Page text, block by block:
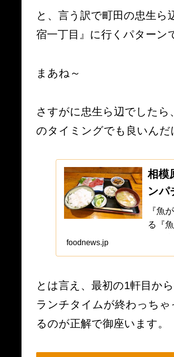
と、言う訳で町田の忠生
宿一丁目』に行くパターン
まあね～
さすがに忠生ら辺でした
のタイミングでも良いんだ
相模
ンパ
『魚
る『
で御
foodnews.jp
とは言え、最初の1軒目か
ランチタイムが終わっち
るのが正解で御座います。